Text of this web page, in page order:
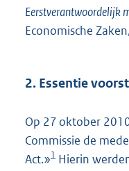
Eerstverantwoordelijk
Economische
2. Essentie
Op 27 oktober
Commissie de
Act.»1 Hierin